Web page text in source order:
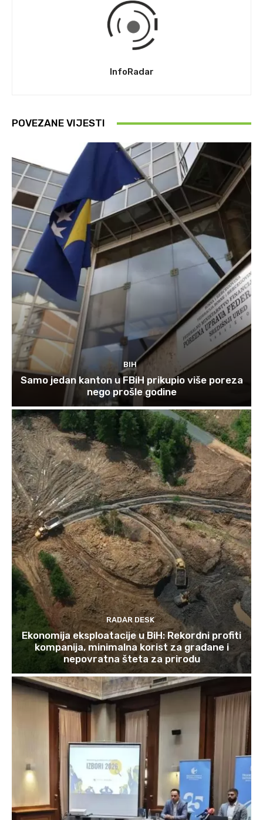
InfoRadar
POVEZANE VIJESTI
BIH
Samo jedan kanton u FBiH prikupio više poreza
nego prošle godine
RADAR DESK
Ekonomija eksploatacije u BiH: Rekordni profiti
kompanija, minimalna korist za građane i
nepovratna šteta za prirodu